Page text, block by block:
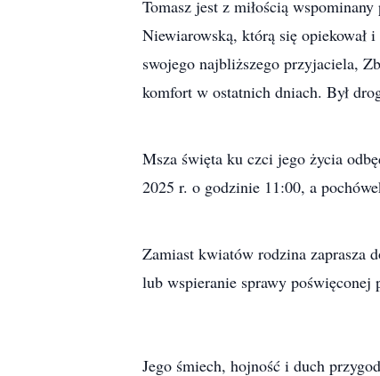
Tomasz jest z miłością
Niewiarowską, którą się opiekował
swojego najbliższego przyjaciela,
komfort w ostatnich dniach. Był
Msza święta ku czci jego życia
2025 r. o godzinie 11:00, a
Zamiast kwiatów rodzina zaprasza
lub wspieranie sprawy poświęconej
Jego śmiech, hojność i duch